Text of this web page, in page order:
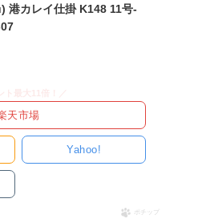
港カレイ仕掛 K148 11号-
天市場
Yahoo!
ポチップ